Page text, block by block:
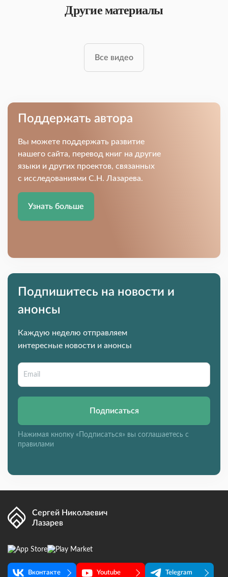
Другие материалы
Все видео
Поддержать автора
Вы можете поддержать развитие
нашего сайта, перевод книг на другие
языки и других проектов, связанных
с исследованиями С.Н. Лазарева.
Узнать больше
Подпишитесь на новости и
анонсы
Каждую неделю отправляем
интересные новости и анонсы
Подписаться
Нажимая кнопку «Подписаться» вы соглашаетесь с
правилами
Сергей Николаевич
Лазарев
Вконтакте Youtube Telegram